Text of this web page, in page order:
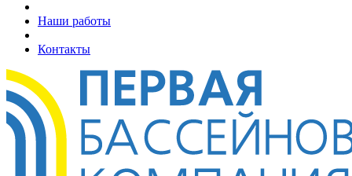
Наши работы
Контакты